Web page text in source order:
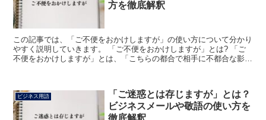
方を徹底解釈
この記事では、「ご不便をおかけしますが」の使い方について分かり
やすく説明していきます。 「ご不便をおかけしますが」とは? 「ご
不便をおかけしますが」とは、「こちらの都合で相手に不都合な影響
ビジネス用語
「ご迷惑とは存じますが」とは？
ビジネスメールや敬語の使い方を